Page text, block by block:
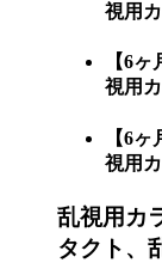
視用
【6
視用
【6
視用
乱視用カ
タクト、